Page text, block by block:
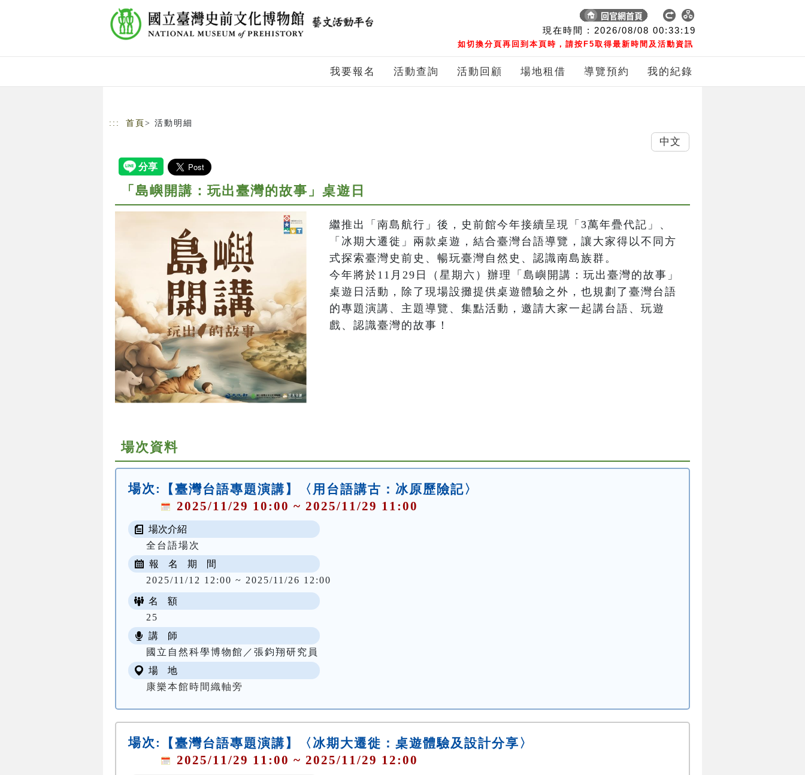
現在時間 : 2026/08/08 00:33:21
如切換分頁再回到本頁時，請按F5取得最新時間及活動資訊
我要報名 活動查詢 活動回顧 場地租借 導覽預約 我的紀錄
::: 首頁 > 活動明細
「島嶼開講：玩出臺灣的故事」桌遊日
繼推出「南島航行」後，史前館今年接續呈現「3萬年疊代記」、
「冰期大遷徙」兩款桌遊，結合臺灣台語導覽，讓大家得以不同方
式探索臺灣史前史、暢玩臺灣自然史、認識南島族群。
今年將於11月29日（星期六）辦理「島嶼開講：玩出臺灣的故事」
桌遊日活動，除了現場設攤提供桌遊體驗之外，也規劃了臺灣台語
的專題演講、主題導覽、集點活動，邀請大家一起講台語、玩遊
戲、認識臺灣的故事！
場次資料
場次:
【臺灣台語專題演講】〈用台語講古：冰原歷險記〉
2025/11/29 10:00 ~ 2025/11/29 11:00
場次介紹
全台語場次
報 名 期 間
2025/11/12 12:00 ~ 2025/11/26 12:00
名 額
25
講 師
國立自然科學博物館／張鈞翔研究員
場 地
康樂本館時間織軸旁
場次:
【臺灣台語專題演講】〈冰期大遷徙：桌遊體驗及設計分享〉
2025/11/29 11:00 ~ 2025/11/29 12:00